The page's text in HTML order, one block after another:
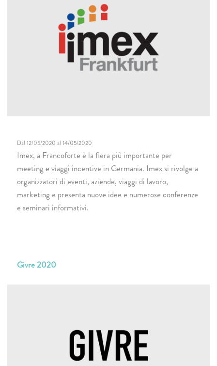
Dal 12/05/2020 al 14/05/2020
Imex, a Francoforte è la fiera più importante per
meeting e viaggi incentive in Germania. Imex si rivolge a
organizzatori di eventi, aziende, viaggi di lavoro,
marketing e presenta nuove idee e numerose conferenze
e seminari informativi.
Givre 2020